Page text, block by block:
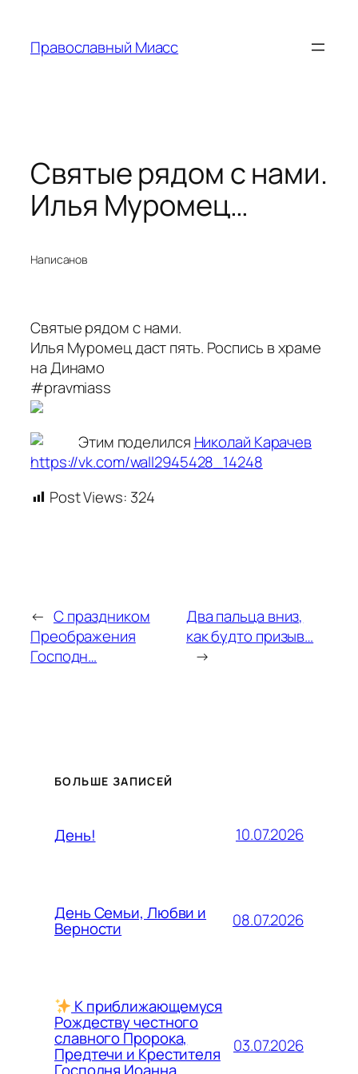
содержимому
Православный Миасс
Святые рядом с нами.
Илья Муромец…
Написанов
Святые рядом с нами.
Илья Муромец даст пять. Роспись в храме
на Динамо
#pravmiass
Этим поделился Николай Карачев
https://vk.com/wall2945428_14248
Post Views: 324
← С праздником
Преображения
Господн…
Два пальца вниз,
как будто призыв…
→
БОЛЬШЕ ЗАПИСЕЙ
День! 10.07.2026
День Семьи, Любви и
Верности 08.07.2026
К приближающемуся
Рождеству честного
славного Пророка,
Предтечи и Крестителя 03.07.2026